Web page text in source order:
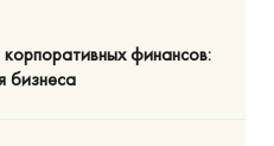
финансов:
бизнеса